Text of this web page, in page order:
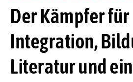
Der Kämpfer für
Integration,
Literatur und